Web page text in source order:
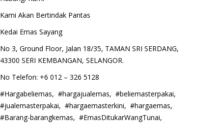
Kami Akan Bertindak Pantas
Kedai Emas Sayang
No 3, Ground Floor, Jalan 18/35, TAMAN SRI SERDANG,
43300 SERI KEMBANGAN, SELANGOR.
No Telefon: +6 012 – 326 5128
#Hargabeliemas, #hargajualemas, #beliemasterpakai,
#jualemasterpakai, #hargaemasterkini, #hargaemas,
#Barang-barangkemas, #EmasDitukarWangTunai,